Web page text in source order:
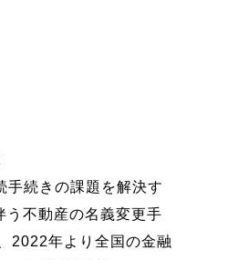
続きの課題を解決す
う不動産の名義変更手
2022年より全国の金融